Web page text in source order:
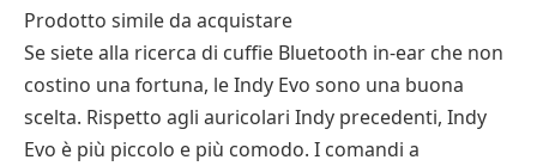
Prodotto simile da acquistare
Se siete alla ricerca di cuffie Bluetooth in-ear che non
costino una fortuna, le Indy Evo sono una buona
scelta. Rispetto agli auricolari Indy precedenti, Indy
Evo è più piccolo e più comodo. I comandi a